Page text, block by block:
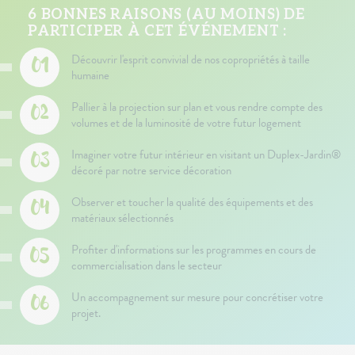
6 BONNES RAISONS (AU MOINS) DE
PARTICIPER À CET ÉVÉNEMENT :
Découvrir l'esprit convivial de nos copropriétés à taille
humaine
Pallier à la projection sur plan et vous rendre compte des
volumes et de la luminosité de votre futur logement
Imaginer votre futur intérieur en visitant un Duplex-Jardin®
décoré par notre service décoration
Observer et toucher la qualité des équipements et des
matériaux sélectionnés
Profiter d'informations sur les programmes en cours de
commercialisation dans le secteur
Un accompagnement sur mesure pour concrétiser votre
projet.